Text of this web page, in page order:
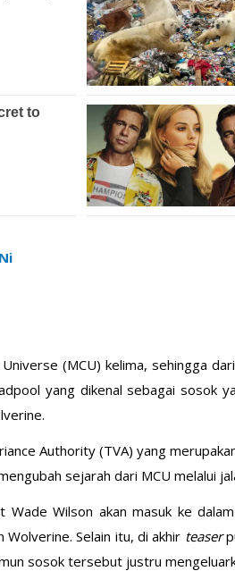
(MCU) kelima, sehingga
yang dikenal sebagai sosok
Authority (TVA) yang
sejarah dari MCU melalui
Wade Wilson akan masuk ke
Selain itu, di akhir teaser
sosok tersebut justru